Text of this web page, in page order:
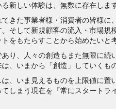
新しい体験は、無数に存在します
きた事業者様・消費者の皆様に
そして新規顧客の流入・市場規
をもたらすことから始めたいと
り、人々の創造もまた無限に続
、いまから「創造」していくも
、いま見えるものを上限値に置
しまう現在を『常にスタートラ